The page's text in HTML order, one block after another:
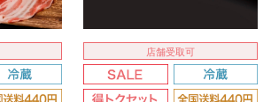
店舗受取可